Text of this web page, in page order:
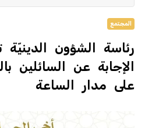
المجتمع
رئاسة الشؤون
الإجابة عن السائلين
على مدار الساعة